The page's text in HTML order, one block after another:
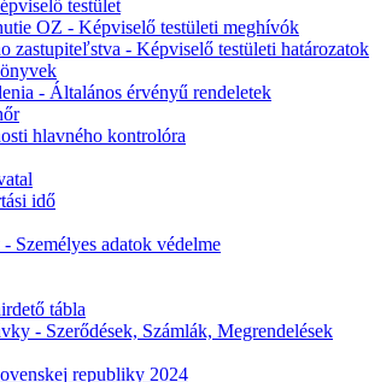
testület
OZ - Képviselő testületi meghívók
zastupiteľstva - Képviselő testületi határozatok
- Általános érvényű rendeletek
hlavného kontrolóra
idő
Személyes adatok védelme
tábla
- Szerődések, Számlák, Megrendelések
republiky 2024